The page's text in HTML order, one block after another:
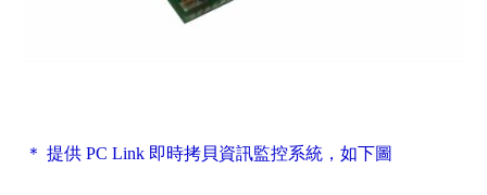
＊ 提供 PC Link 即時拷貝資訊監控系統，如下圖